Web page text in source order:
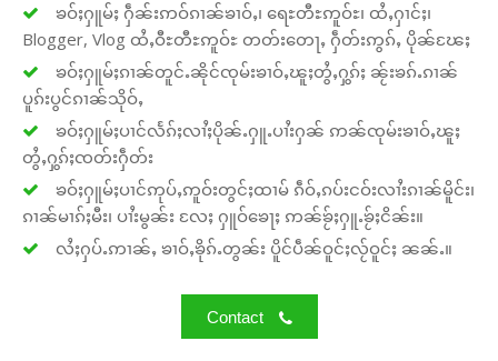
ၶဝ်ႈႁူမ်ႈ ႁဵၼ်းဢဝ်ၵၢၼ်ၶၢဝ်ႇ၊ ရေႊတီႊဢူဝ်ႊ၊ ထႆႇႁၢင်ႈ၊
Blogger, Vlog ထႆႇဝီႊတီႊဢူဝ်ႊ တတ်းတေႃႇ ႁဵတ်းဢွၵ်ႇ ပိုၼ်ၽႄႈ
ၶဝ်ႈႁူမ်ႈၵၢၼ်တူင်ႉၼိုင်ၸုမ်းၶၢဝ်ႇၽူႈတွႆႇႁွၵ်ႈ ၼႂ်းၶၵ်ႉၵၢၼ်
ပူၵ်းပွင်ၵၢၼ်သိုဝ်ႇ
ၶဝ်ႈႁူမ်ႈပၢင်လႅၵ်ႈလၢႆႈပိုၼ်ႉႁူႉပၢႆးႁၼ် ဢၼ်ၸုမ်းၶၢဝ်ႇၽူႈ
တွႆႇႁွၵ်ႈၸတ်းႁဵတ်း
ၶဝ်ႈႁူမ်ႈပၢင်ဢုပ်ႇဢူဝ်းတွင်ႈထၢမ် ၵဵဝ်ႇၵပ်းငဝ်းလၢႆးၵၢၼ်မိူင်း၊
ၵၢၼ်မၢၵ်ႈမီး၊ ပၢႆးမွၼ်း လႄႈ ႁူဝ်ၶေႃႈ ဢၼ်ၶႂ်ႈႁူႉၶႂ်ႈငိၼ်း။
လႆႈႁပ်ႉဢၢၼ်ႇ ၶၢဝ်ႇၶိုၵ်ႉတွၼ်း ပိူင်ပဵၼ်ဝူင်ႈလႂ်ဝူင်ႈ ၼၼ်ႉ။
Contact